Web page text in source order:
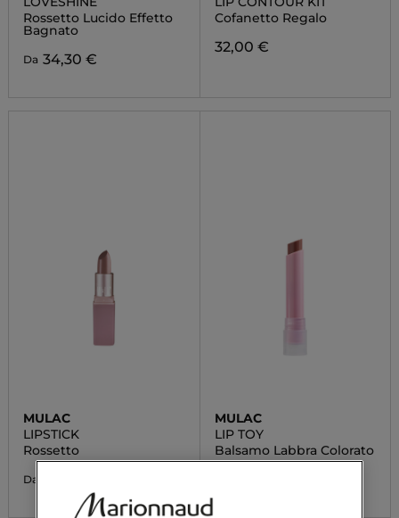
Rossetto Lucido Effetto
Bagnato
Da 34,30 €
Cofanetto Regalo
32,00 €
MULAC
LIPSTICK
Rossetto
Da
MULAC
LIP TOY
Balsamo Labbra Colorato